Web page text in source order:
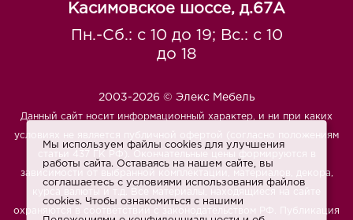
Касимовское шоссе, д.67A
Пн.-Сб.: с 10 до 19; Вс.: с 10
до 18
2003-2026 © Элекс Мебель
Данный сайт носит информационный характер, и ни при каких
условиях не является публичной офертой (согласно положениям
статьи 437 ГК РФ). Окончательные цены формируются в
зависимости от выбранной комплектации, материалов, декора,
курса валюты и т.д. Все материалы, находящиеся на сайте
охраняются в соответствии с законодательством РФ. Публикация
Мы используем файлы cookies для улучшения
работы сайта. Оставаясь на нашем сайте, вы
соглашаетесь с условиями использования файлов
cookies. Чтобы ознакомиться с нашими